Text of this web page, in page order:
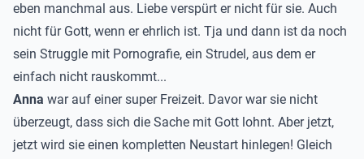
eben manchmal aus. Liebe verspürt er nicht für sie. Auch
nicht für Gott, wenn er ehrlich ist. Tja und dann ist da noch
sein Struggle mit Pornografie, ein Strudel, aus dem er
einfach nicht rauskommt...
Anna war auf einer super Freizeit. Davor war sie nicht
überzeugt, dass sich die Sache mit Gott lohnt. Aber jetzt,
jetzt wird sie einen kompletten Neustart hinlegen! Gleich